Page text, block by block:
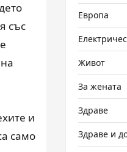
със
и
само
Европа
Живот
За жената
Здраве
Здраве и